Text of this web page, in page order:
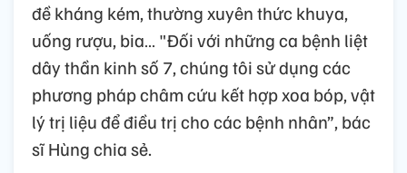
đề kháng kém, thường xuyên thức khuya,
uống rượu, bia… "Đối với những ca bệnh liệt
dây thần kinh số 7, chúng tôi sử dụng các
phương pháp châm cứu kết hợp xoa bóp, vật
lý trị liệu để điều trị cho các bệnh nhân”, bác
sĩ Hùng chia sẻ.